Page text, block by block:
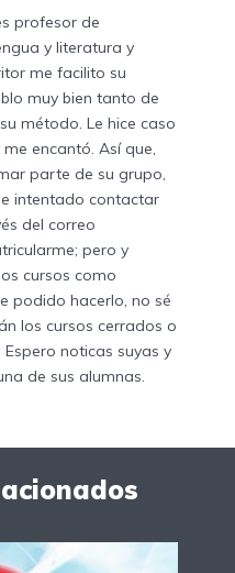
profesor de
y literatura y
me facilito su
muy bien tanto de
método. Le hice caso
encantó. Así que,
parte de su grupo,
intentado contactar
del correo
pero y
cursos como
podido hacerlo, no sé
los cursos cerrados o
noticas suyas y
de sus alumnas.